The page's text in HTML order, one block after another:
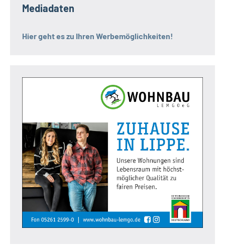
Mediadaten
Hier geht es zu Ihren Werbemöglichkeiten!